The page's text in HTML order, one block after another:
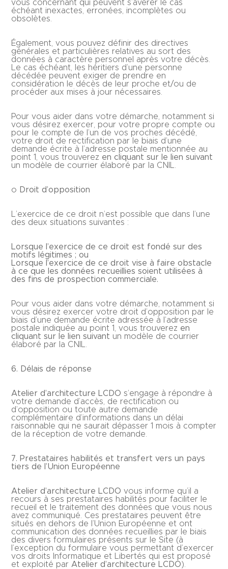
vous concernant qui peuvent s’avérer le cas
échéant inexactes, erronées, incomplètes ou
obsolètes.
Également, vous pouvez définir des directives
générales et particulières relatives au sort des
données à caractère personnel après votre décès.
Le cas échéant, les héritiers d’une personne
décédée peuvent exiger de prendre en
considération le décès de leur proche et/ou de
procéder aux mises à jour nécessaires.
Pour vous aider dans votre démarche, notamment si
vous désirez exercer, pour votre propre compte ou
pour le compte de l’un de vos proches décédé,
votre droit de rectification par le biais d’une
demande écrite à l’adresse postale mentionnée au
point 1, vous trouverez en cliquant sur le lien suivant
un modèle de courrier élaboré par la CNIL.
o Droit d’opposition
L’exercice de ce droit n’est possible que dans l’une
des deux situations suivantes :
Lorsque l’exercice de ce droit est fondé sur des
motifs légitimes ; ou
Lorsque l’exercice de ce droit vise à faire obstacle
à ce que les données recueillies soient utilisées à
des fins de prospection commerciale.
Pour vous aider dans votre démarche, notamment si
vous désirez exercer votre droit d’opposition par le
biais d’une demande écrite adressée à l’adresse
postale indiquée au point 1, vous trouverez en
cliquant sur le lien suivant un modèle de courrier
élaboré par la CNIL.
6. Délais de réponse
Atelier d’architecture LCDO s’engage à répondre à
votre demande d’accès, de rectification ou
d’opposition ou toute autre demande
complémentaire d’informations dans un délai
raisonnable qui ne saurait dépasser 1 mois à compter
de la réception de votre demande.
7. Prestataires habilités et transfert vers un pays
tiers de l’Union Européenne
Atelier d’architecture LCDO vous informe qu’il a
recours à ses prestataires habilités pour faciliter le
recueil et le traitement des données que vous nous
avez communiqué. Ces prestataires peuvent être
situés en dehors de l’Union Européenne et ont
communication des données recueillies par le biais
des divers formulaires présents sur le Site (à
l’exception du formulaire vous permettant d’exercer
vos droits Informatique et Libertés qui est proposé
et exploité par Atelier d’architecture LCDO).